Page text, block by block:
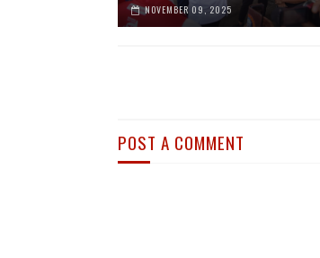
NOVEMBER 09, 2025
POST A COMMENT